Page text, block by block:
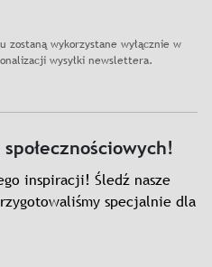
wykorzystane wyłącznie w
wysyłki newslettera.
inspiracji! Śledź nasze
specjalnie dla